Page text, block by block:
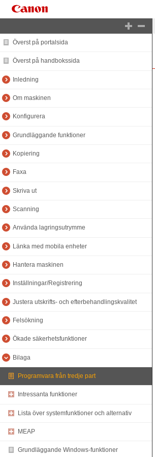
Överst på portalsida
Överst på handbokssida
Inledning
Om maskinen
Konfigurera
Grundläggande funktioner
Kopiering
Faxa
Skriva ut
Scanning
Använda lagringsutrymme
Länka med mobila enheter
Hantera maskinen
Inställningar/Registrering
Justera utskrifts- och efterbehandlingskvalitet
Felsökning
Ökade säkerhetsfunktioner
Bilaga
Programvara från tredje part
Intressanta funktioner
Lista över systemfunktioner och alternativ
MEAP
Grundläggande Windows-funktioner